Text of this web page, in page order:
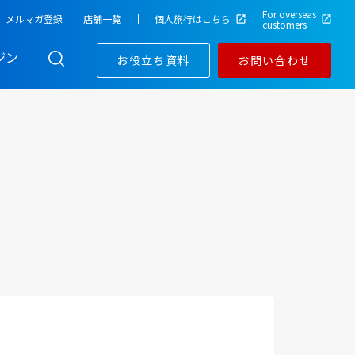
メルマガ登録 店舗一覧 個人旅行はこちら For overseas
customers
ン お役立ち資料 お問い合わせ